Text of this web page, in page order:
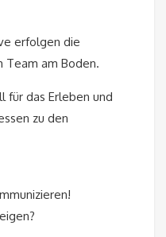
erfolgen die
Team am Boden.
für das Erleben und
zu den